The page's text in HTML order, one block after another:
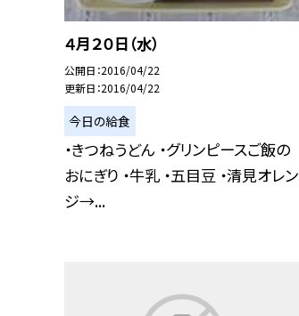
４月２０日（水）
公開日 2016/04/22
更新日 2016/04/22
今日の給食
・きつねうどん ・グリンピースご飯の
おにぎり ・牛乳 ・五目豆 ・清見オレン
ジ→...